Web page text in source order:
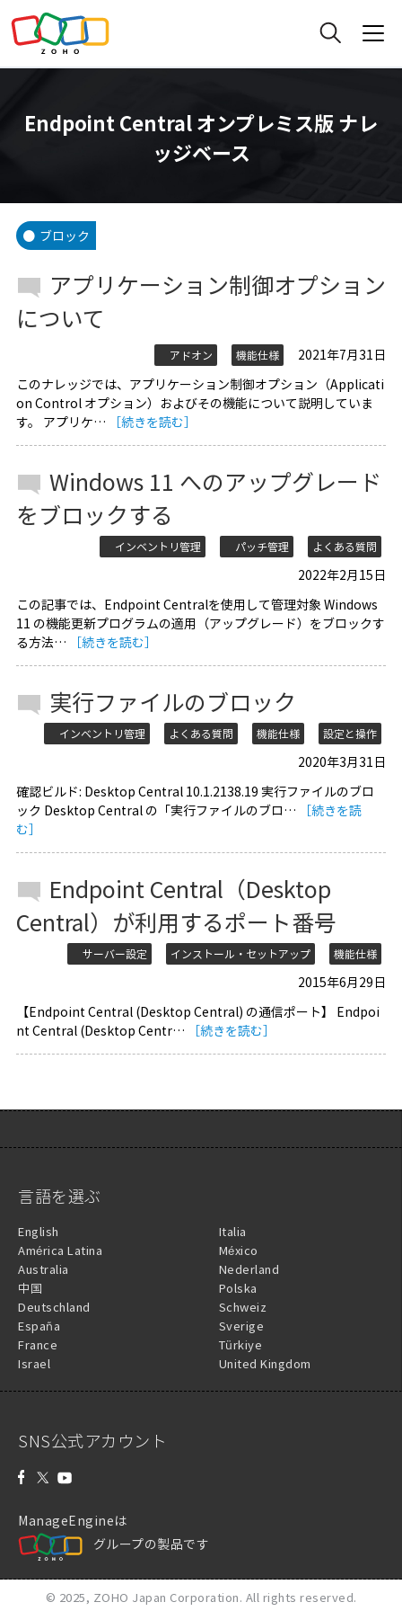
Endpoint Central オンプレミス版 ナレ
ッジベース
ブロック
アプリケーション制御オプション
について
アドオン 機能仕様
2021年7月31日
このナレッジでは、アプリケーション制御オプション（Applicati
on Control オプション）およびその機能について説明していま
す。 アプリケ…
［続きを読む］
Windows 11 へのアップグレード
をブロックする
インベントリ管理 パッチ管理 よくある質問
2022年2月15日
この記事では、Endpoint Centralを使用して管理対象 Windows
11 の機能更新プログラムの適用（アップグレード）をブロックす
る方法…
［続きを読む］
実行ファイルのブロック
インベントリ管理 よくある質問 機能仕様 設定と操作
2020年3月31日
確認ビルド: Desktop Central 10.1.2138.19 実行ファイルのブロ
ック Desktop Central の「実行ファイルのブロ…
［続きを読
む］
Endpoint Central（Desktop
Central）が利用するポート番号
サーバー設定 インストール・セットアップ 機能仕様
2015年6月29日
【Endpoint Central (Desktop Central) の通信ポート】 Endpoi
nt Central (Desktop Centr…
［続きを読む］
言語を選ぶ
English
América Latina
Australia
中国
Deutschland
España
France
Israel
Italia
México
Nederland
Polska
Schweiz
Sverige
Türkiye
United Kingdom
SNS公式アカウント
ManageEngineは
グループの製品です
© 2025, ZOHO Japan Corporation. All rights reserved.